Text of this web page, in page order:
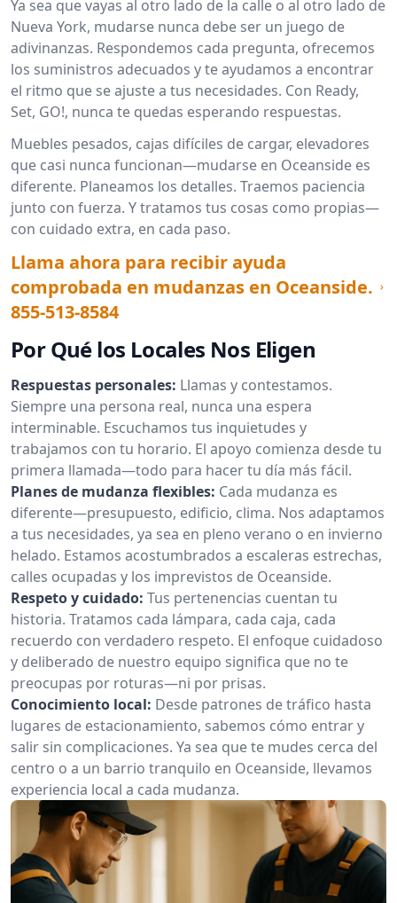
Ya sea que vayas al otro lado de la calle o al otro lado de
Nueva York, mudarse nunca debe ser un juego de
adivinanzas. Respondemos cada pregunta, ofrecemos
los suministros adecuados y te ayudamos a encontrar
el ritmo que se ajuste a tus necesidades. Con Ready,
Set, GO!, nunca te quedas esperando respuestas.
Muebles pesados, cajas difíciles de cargar, elevadores
que casi nunca funcionan—mudarse en Oceanside es
diferente. Planeamos los detalles. Traemos paciencia
junto con fuerza. Y tratamos tus cosas como propias—
con cuidado extra, en cada paso.
Llama ahora para recibir ayuda
comprobada en mudanzas en Oceanside.
855-513-8584
Por Qué los Locales Nos Eligen
Respuestas personales: Llamas y contestamos.
Siempre una persona real, nunca una espera
interminable. Escuchamos tus inquietudes y
trabajamos con tu horario. El apoyo comienza desde tu
primera llamada—todo para hacer tu día más fácil.
Planes de mudanza flexibles: Cada mudanza es
diferente—presupuesto, edificio, clima. Nos adaptamos
a tus necesidades, ya sea en pleno verano o en invierno
helado. Estamos acostumbrados a escaleras estrechas,
calles ocupadas y los imprevistos de Oceanside.
Respeto y cuidado: Tus pertenencias cuentan tu
historia. Tratamos cada lámpara, cada caja, cada
recuerdo con verdadero respeto. El enfoque cuidadoso
y deliberado de nuestro equipo significa que no te
preocupas por roturas—ni por prisas.
Conocimiento local: Desde patrones de tráfico hasta
lugares de estacionamiento, sabemos cómo entrar y
salir sin complicaciones. Ya sea que te mudes cerca del
centro o a un barrio tranquilo en Oceanside, llevamos
experiencia local a cada mudanza.